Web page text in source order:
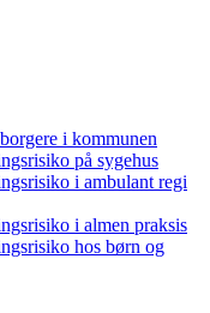
i kommunen
på sygehus
i ambulant regi
i almen praksis
hos børn og